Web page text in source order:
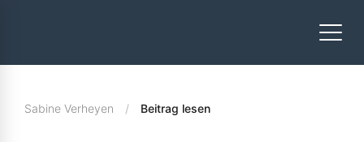
Sabine Verheyen Beitrag lesen